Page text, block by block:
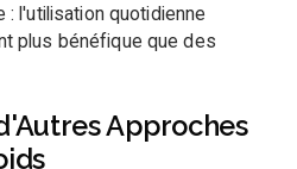
l'utilisation quotidienne
plus bénéfique que des
Approches